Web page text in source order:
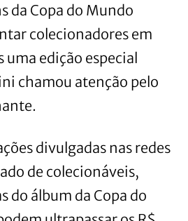
da Copa do Mundo
colecionadores em
uma edição especial
chamou atenção pelo
divulgadas nas redes
de colecionáveis,
do álbum da Copa do